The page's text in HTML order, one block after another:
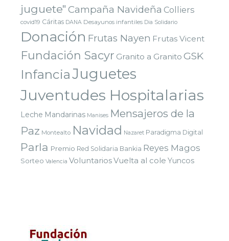
juguete" Campaña Navideña Colliers
covid19 Cáritas DANA Desayunos infantiles Dia Solidario
Donación Frutas Nayen Frutas Vicent
Fundación Sacyr Granito a Granito GSK
InfanciaJuguetes
Juventudes Hospitalarias
Leche Mandarinas Manises Mensajeros de la
Paz Montealto Navidad Nazaret Paradigma Digital
Parla Premio Red Solidaria Bankia Reyes Magos
Sorteo Valencia VoluntariosVuelta al cole Yuncos